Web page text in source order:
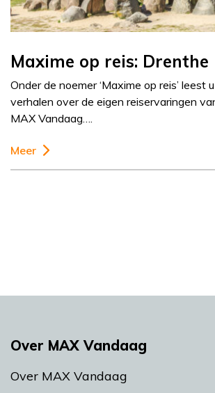
Maxime op reis: Drenthe
Onder de noemer ‘Maxime op reis’ leest
verhalen over de eigen reiservaringen
MAX Vandaag….
Meer
Over MAX Vandaag
Over MAX Vandaag